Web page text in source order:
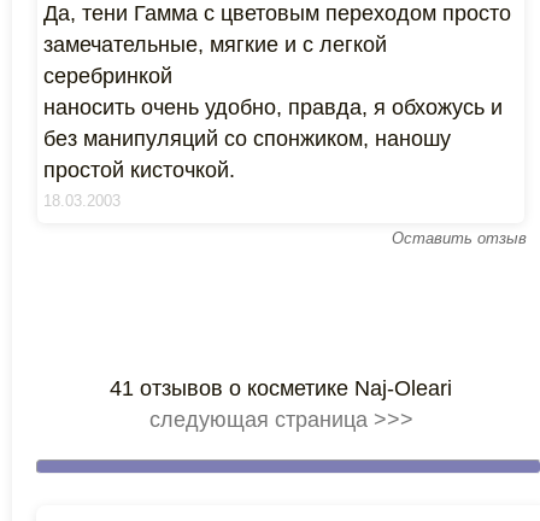
Да, тени Гамма с цветовым переходом просто
замечательные, мягкие и с легкой
серебринкой
наносить очень удобно, правда, я обхожусь и
без манипуляций со спонжиком, наношу
простой кисточкой.
18.03.2003
Оставить отзыв
41 отзывов о косметике Naj-Oleari
следующая страница >>>